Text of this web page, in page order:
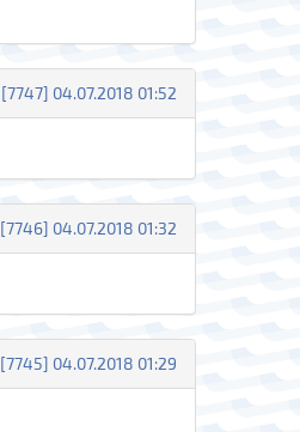
[7747] 04.07.2018 01:52
[7746] 04.07.2018 01:32
[7745] 04.07.2018 01:29